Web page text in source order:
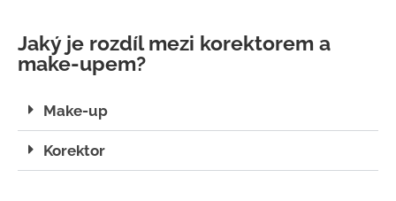
Jaký je rozdíl mezi korektorem a
make-upem?
Make-up
Korektor